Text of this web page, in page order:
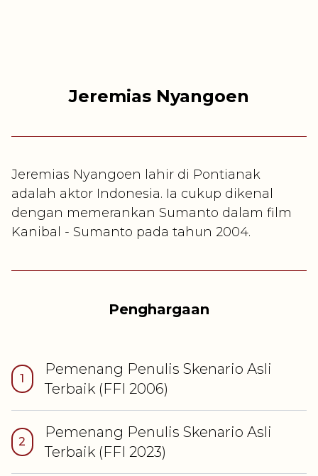
Jeremias Nyangoen
Jeremias Nyangoen lahir di Pontianak
adalah aktor Indonesia. Ia cukup dikenal
dengan memerankan Sumanto dalam film
Kanibal - Sumanto pada tahun 2004.
Penghargaan
1
Pemenang Penulis Skenario Asli
Terbaik(FFI 2006)
2
Pemenang Penulis Skenario Asli
Terbaik(FFI 2023)